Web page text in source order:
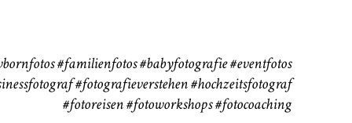
#familienfotos #babyfotografie #eventfotos
#fotografieverstehen #hochzeitsfotograf
#fotoreisen #fotoworkshops #fotocoaching